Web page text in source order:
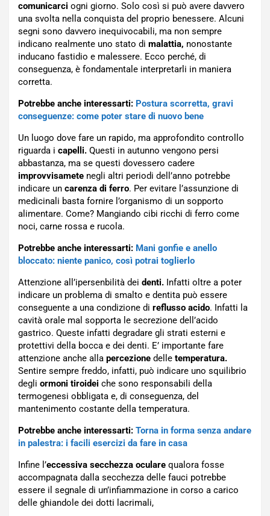
comunicarci ogni giorno. Solo così si può avere davvero
una svolta nella conquista del proprio benessere. Alcuni
segni sono davvero inequivocabili, ma non sempre
indicano realmente uno stato di malattia, nonostante
inducano fastidio e malessere. Ecco perché, di
conseguenza, è fondamentale interpretarli in maniera
corretta.
Potrebbe anche interessarti: Postura scorretta, gravi
conseguenze: come poter stare di nuovo bene
Un luogo dove fare un rapido, ma approfondito controllo
riguarda i capelli. Questi in autunno vengono persi
abbastanza, ma se questi dovessero cadere
improvvisamete negli altri periodi dell’anno potrebbe
indicare un carenza di ferro. Per evitare l’assunzione di
medicinali basta fornire l’organismo di un sopporto
alimentare. Come? Mangiando cibi ricchi di ferro come
noci, carne rossa e rucola.
Potrebbe anche interessarti: Mani gonfie e anello
bloccato: niente panico, così potrai toglierlo
Attenzione all’ipersenbilità dei denti. Infatti oltre a poter
indicare un problema di smalto e dentita può essere
conseguente a una condizione di reflusso acido. Infatti la
cavità orale mal sopporta le secrezione dell’acido
gastrico. Queste infatti degradare gli strati esterni e
protettivi della bocca e dei denti. E’ importante fare
attenzione anche alla percezione delle temperatura.
Sentire sempre freddo, infatti, può indicare uno squilibrio
degli ormoni tiroidei che sono responsabili della
termogenesi obbligata e, di conseguenza, del
mantenimento costante della temperatura.
Potrebbe anche interessarti: Torna in forma senza andare
in palestra: i facili esercizi da fare in casa
Infine l’eccessiva secchezza oculare qualora fosse
accompagnata dalla secchezza delle fauci potrebbe
essere il segnale di un’infiammazione in corso a carico
delle ghiandole dei dotti lacrimali,